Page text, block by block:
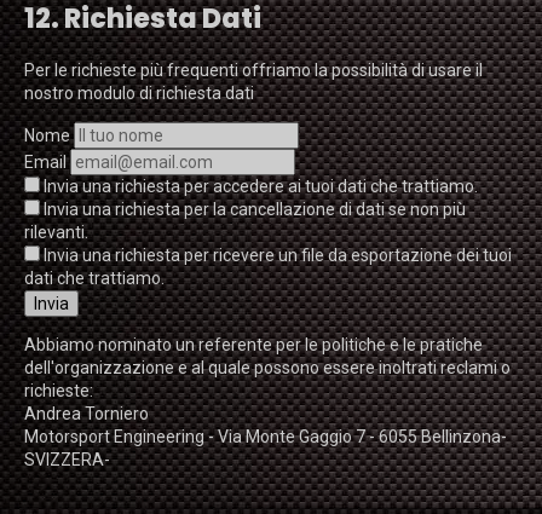
12. Richiesta Dati
Per le richieste più frequenti offriamo la possibilità di usare il
nostro modulo di richiesta dati
Nome
Email
Invia una richiesta per accedere ai tuoi dati che trattiamo.
Invia una richiesta per la cancellazione di dati se non più
rilevanti.
Invia una richiesta per ricevere un file da esportazione dei tuoi
dati che trattiamo.
Abbiamo nominato un referente per le politiche e le pratiche
dell'organizzazione e al quale possono essere inoltrati reclami o
richieste:
Andrea Torniero
Motorsport Engineering - Via Monte Gaggio 7 - 6055 Bellinzona-
SVIZZERA-